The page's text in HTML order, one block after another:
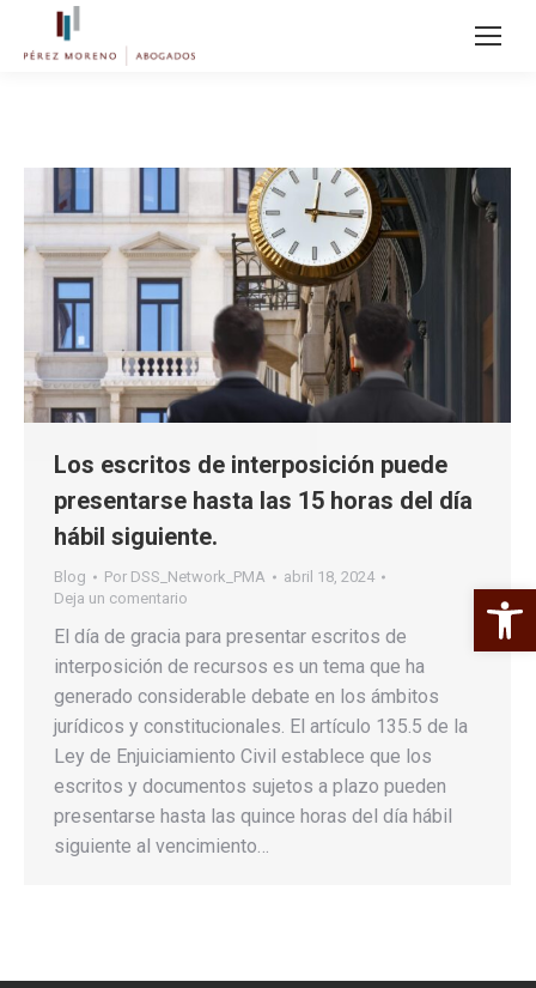
Abrir
Los escritos de interposición puede
presentarse hasta las 15 horas del día
hábil siguiente.
Blog Por DSS_Network_PMA
abril 18, 2024
Deja un comentario
El día de gracia para presentar escritos de
interposición de recursos es un tema que ha
generado considerable debate en los ámbitos
jurídicos y constitucionales. El artículo 135.5 de la
Ley de Enjuiciamiento Civil establece que los
escritos y documentos sujetos a plazo pueden
presentarse hasta las quince horas del día hábil
siguiente al vencimiento…